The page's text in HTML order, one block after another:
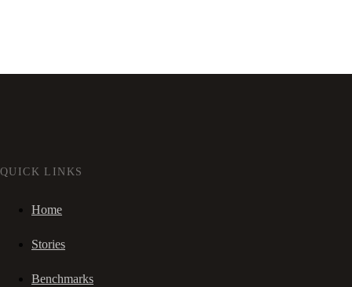
QUICK LINKS
Home
Stories
Benchmarks